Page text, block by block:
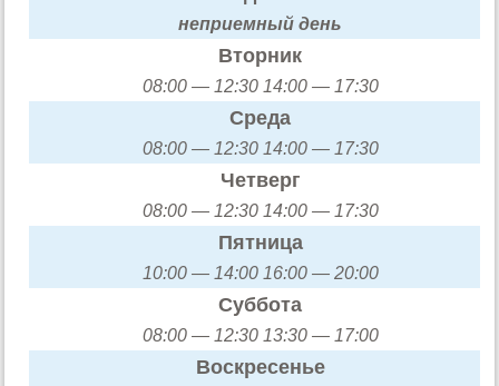
неприемный день
Вторник
08:00 — 12:30 14:00 — 17:30
Среда
08:00 — 12:30 14:00 — 17:30
Четверг
08:00 — 12:30 14:00 — 17:30
Пятница
10:00 — 14:00 16:00 — 20:00
Суббота
08:00 — 12:30 13:30 — 17:00
Воскресенье